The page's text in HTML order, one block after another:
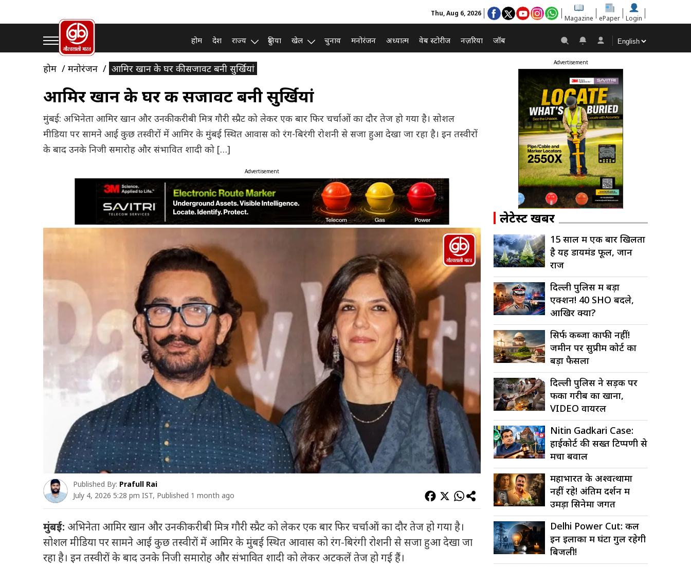
Thu, Aug 6, 2026
Magazine ePaper Login
होम देश राज्य दुनिया खेल चुनाव मनोरंजन अध्यात्म वेब स्टोरीज नज़रिया जॉब
होम मनोरंजन आमिर खान के घर की सजावट बनी सुर्खियां
आमिर खान के घर की सजावट बनी सुर्खियां
मुंबई: अभिनेता आमिर खान और उनकी करीबी मित्र गौरी स्प्रैट को लेकर एक बार फिर चर्चाओं का दौर तेज हो गया है। सोशल
मीडिया पर सामने आई कुछ तस्वीरों में आमिर के मुंबई स्थित आवास को रंग-बिरंगी रोशनी से सजा हुआ देखा जा रहा है। इन तस्वीरों
के बाद उनके निजी समारोह और संभावित शादी को […]
Advertisement
Published By: Prafull Rai
July 4, 2026 5:28 pm IST, Published 1 month ago
मुंबई: अभिनेता आमिर खान और उनकी करीबी मित्र गौरी स्प्रैट को लेकर एक बार फिर चर्चाओं का दौर तेज हो गया है।
सोशल मीडिया पर सामने आई कुछ तस्वीरों में आमिर के मुंबई स्थित आवास को रंग-बिरंगी रोशनी से सजा हुआ देखा जा
रहा है। इन तस्वीरों के बाद उनके निजी समारोह और संभावित शादी को लेकर अटकलें तेज हो गई हैं।
Advertisement
लेटेस्ट खबरें
15 साल में एक बार खिलता
है यह डायमंड फूल, जानें
राज
दिल्ली पुलिस में बड़ा
एक्शन! 40 SHO बदले,
आखिर क्यों?
सिर्फ कब्जा काफी नहीं!
जमीन पर सुप्रीम कोर्ट का
बड़ा फैसला
दिल्ली पुलिस ने सड़क पर
फेंका गरीब का खाना,
VIDEO वायरल
Nitin Gadkari Case:
हाईकोर्ट की सख्त टिप्पणी से
मचा बवाल
महाभारत के अश्वत्थामा
नहीं रहे! अंतिम दर्शन में
उमड़ा सिनेमा जगत
Delhi Power Cut: कल
इन इलाकों में घंटों गुल रहेगी
बिजली!